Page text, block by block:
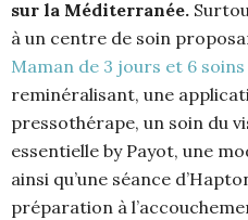
sur la Méditerranée.
à un centre de soin
Maman de 3 jours et 6 soins
reminéralisant, une
pressothérape, un soin du
essentielle by Payot, une
ainsi qu’une séance
préparation à